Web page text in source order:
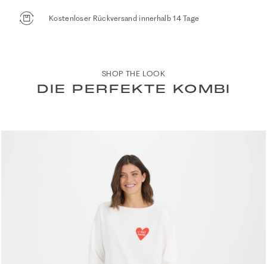
Kostenloser Rückversand innerhalb 14 Tage
SHOP THE LOOK
DIE PERFEKTE KOMBI